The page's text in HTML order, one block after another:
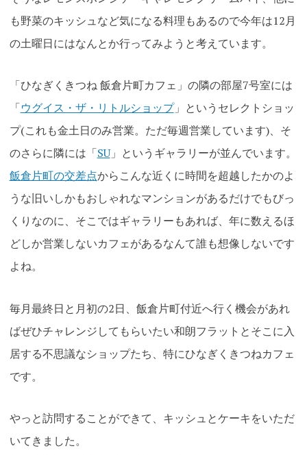
も野菜のキッシュなど気になる料理もあるので今年は12月
の土曜日にはなんとか行ってみようと考えています。
「ひなぎくきつね 飯倉片町カフェ」の隣の部屋7号室には
「ウグイス・ザ・リトルショップ」というセレクトショッ
プ(これも金土日のみ営業。ただ毎週営業しています)、そ
のさらに隣には「SU」というギャラリーが並んでいます。
飯倉片町の交差点からこんな近くに時間を超越したかのよ
うな旧いしかもおしゃれなマンションがあるだけでもびっ
くりなのに、そこではギャラリーもあれば、年に数えるほ
どしか営業しないカフェがあるなんて誰も想像しないです
よね。
毎月最終日と月初の2日、飯倉片町付近へ行く機会があれ
ばぜひチャレンジしてもらいたい和朗フラットとそこに入
居する不思議なショップたち、特にひなぎくきつねカフェ
です。
やっと訪問することができて、キッシュとケーキをいただ
いてきました。